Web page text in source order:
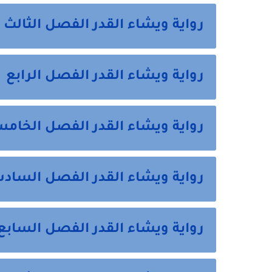
رواية ويشاء القدر الفصل الثالث
رواية ويشاء القدر الفصل الرابع
رواية ويشاء القدر الفصل
رواية ويشاء القدر الفصل
رواية ويشاء القدر الفصل